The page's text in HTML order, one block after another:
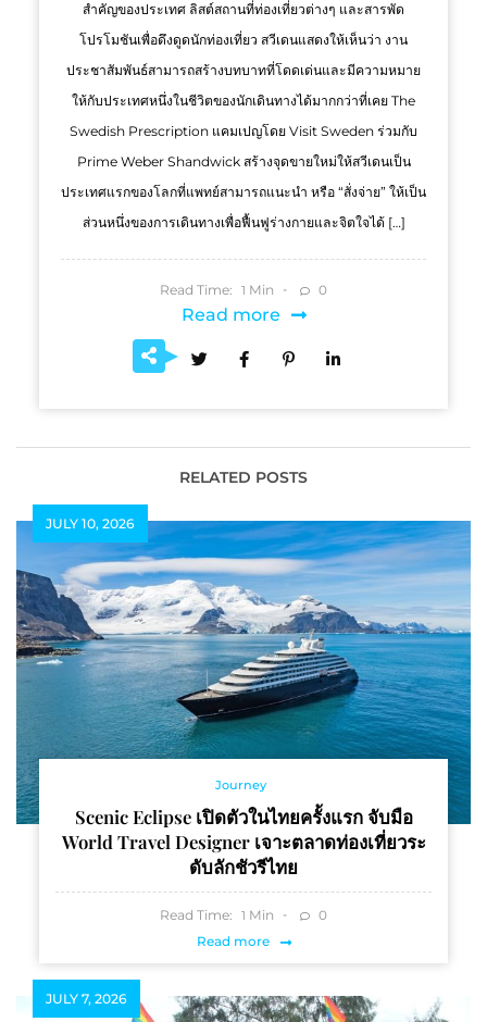
สำคัญของประเทศ ลิสต์สถานที่ท่องเที่ยวต่างๆ และสารพัด
โปรโมชันเพื่อดึงดูดนักท่องเที่ยว สวีเดนแสดงให้เห็นว่า งาน
ประชาสัมพันธ์สามารถสร้างบทบาทที่โดดเด่นและมีความหมาย
ให้กับประเทศหนึ่งในชีวิตของนักเดินทางได้มากกว่าที่เคย The
Swedish Prescription แคมเปญโดย Visit Sweden ร่วมกับ
Prime Weber Shandwick สร้างจุดขายใหม่ให้สวีเดนเป็น
ประเทศแรกของโลกที่แพทย์สามารถแนะนำ หรือ “สั่งจ่าย” ให้เป็น
ส่วนหนึ่งของการเดินทางเพื่อฟื้นฟูร่างกายและจิตใจได้ […]
Read Time: 1 Min 0
Read more
RELATED POSTS
JULY 10, 2026
Journey
Scenic Eclipse เปิดตัวในไทยครั้งแรก จับมือ
World Travel Designer เจาะตลาดท่องเที่ยวระ
ดับลักชัวรีไทย
Read Time: 1 Min
0
Read more
JULY 7, 2026